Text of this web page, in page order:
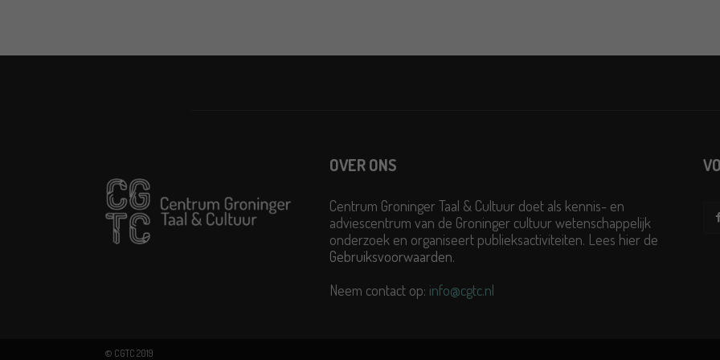
OVER ONS
Centrum Groninger Taal & Cultuur doet als kennis- en
adviescentrum van de Groninger cultuur wetenschappelijk
onderzoek en organiseert publieksactiviteiten. Lees hier de
Gebruiksvoorwaarden.
Neem contact op: info@cgtc.nl
© CGTC 2019